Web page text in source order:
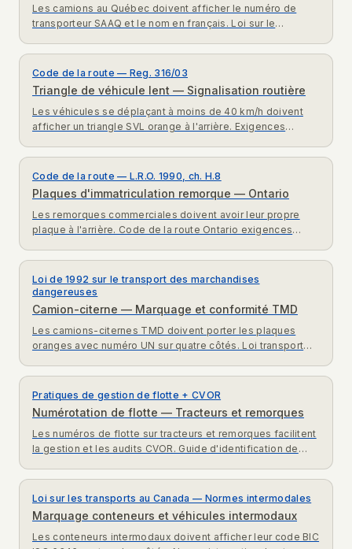
Les camions au Québec doivent afficher le numéro de
transporteur SAAQ et le nom en français. Loi sur le
Code de la route — Reg. 316/03
Triangle de véhicule lent — Signalisation routière
Les véhicules se déplaçant à moins de 40 km/h doivent
afficher un triangle SVL orange à l'arrière. Exigences
Code de la route — L.R.O. 1990, ch. H.8
Plaques d'immatriculation remorque — Ontario
Les remorques commerciales doivent avoir leur propre
plaque à l'arrière. Code de la route Ontario exigences
Loi de 1992 sur le transport des marchandises
dangereuses
Camion-citerne — Marquage et conformité TMD
Les camions-citernes TMD doivent porter les plaques
oranges avec numéro UN sur quatre côtés. Loi transport
Pratiques de gestion de flotte + CVOR
Numérotation de flotte — Tracteurs et remorques
Les numéros de flotte sur tracteurs et remorques facilitent
la gestion et les audits CVOR. Guide d'identification de
Loi sur les transports au Canada — Normes intermodales
Marquage conteneurs et véhicules intermodaux
Les conteneurs intermodaux doivent afficher leur code BIC